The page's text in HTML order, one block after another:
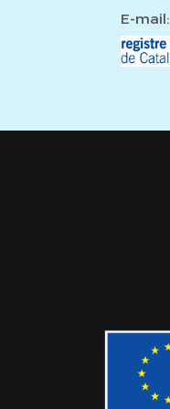
E-mail: